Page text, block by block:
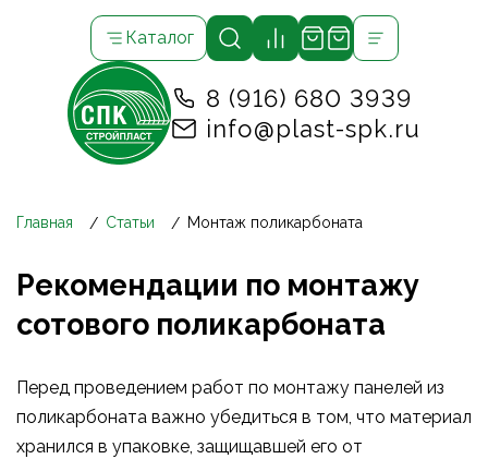
Каталог
8 (916) 680 3939
info@plast-spk.ru
Главная Статьи Монтаж поликарбоната
Рекомендации по монтажу
сотового поликарбоната
Перед проведением работ по монтажу панелей из
поликарбоната важно убедиться в том, что материал
хранился в упаковке, защищавшей его от